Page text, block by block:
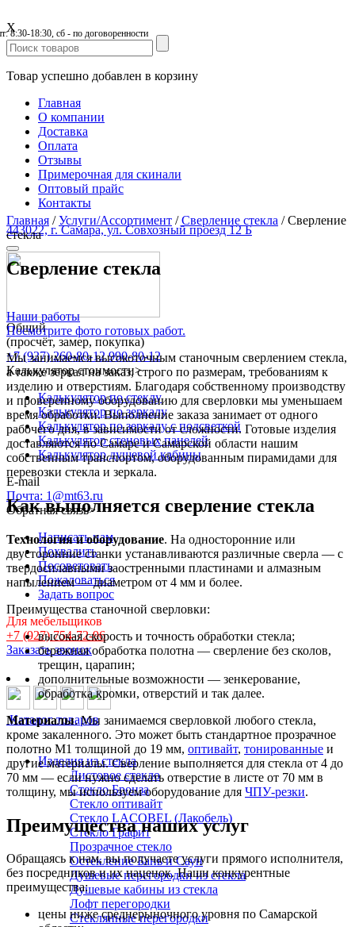
X
Товар успешно добавлен в корзину
Главная
О компании
Доставка
Оплата
Отзывы
Примерочная для скинали
Оптовый прайс
Контакты
443022, г. Самара, ул. Совхозный проезд 12 Б
Общий
(просчёт, замер, покупка)
+7 (927) 260-80-12990-80-12
8:30-18:30, сб - по договоренности
Калькулятор стоимости>
Калькулятор по стеклу
Калькулятор по зеркалу
Калькулятор по зеркалу с подсветкой
Калькулятор стеновых панелей
Калькулятор душевой кабины
E-mail
Почта: 1@mt63.ru
Обратная связь>
Написать нам
Похвалить
Посоветовать
Пожаловаться
Задать вопрос
Для мебельщиков
+7 (927) 754-72-96
Заказать звонок
Каталог товаров
Изделия из стекла
Листовое стекло
Стекло Бронза
Стекло оптивайт
Стекло LACOBEL (Лакобель)
Стекло Графит
Прозрачное стекло
Остекление Бань и Саун
Душевые перегородки из стекла
Душевые кабины из стекла
Лофт перегородки
Стеклянные перегородки
Главная /Услуги/Ассортимент /Сверление стекла /Сверление
стекла
Сверление стекла
Наши работы
Посмотрите фото готовых работ.
Мы занимаемся высокоточным станочным сверлением стекла,
а также зеркал на заказ, строго по размерам, требованиям к
изделию и отверстиям. Благодаря собственному производству
и проверенному оборудованию для сверловки мы уменьшаем
время обработки. Выполнение заказа занимает от одного
рабочего дня, в зависимости от сложности. Готовые изделия
доставляются по Самаре и Самарской области нашим
собственным транспортом, оборудованным пирамидами для
перевозки стекла и зеркала.
Как выполняется сверление стекла
Технология и оборудование. На односторонние или
двусторонние станки устанавливаются различные сверла — с
твердосплавными заостренными пластинами и алмазным
напылением — диаметром от 4 мм и более.
Преимущества станочной сверловки:
высокая скорость и точность обработки стекла;
бережная обработка полотна — сверление без сколов,
трещин, царапин;
дополнительные возможности — зенкерование,
обработка кромки, отверстий и так далее.
Материалы. Мы занимаемся сверловкой любого стекла,
кроме закаленного. Это может быть стандартное прозрачное
полотно М1 толщиной до 19 мм, оптивайт, тонированные и
другие материалы. Сверление выполняется для стекла от 4 до
70 мм — если нужно сделать отверстие в листе от 70 мм в
толщину, мы используем оборудование для ЧПУ-резки.
Преимущества наших услуг
Обращаясь к нам, вы получаете услуги прямого исполнителя,
без посредников и их наценок. Наши конкурентные
преимущества:
цены ниже среднерыночного уровня по Самарской